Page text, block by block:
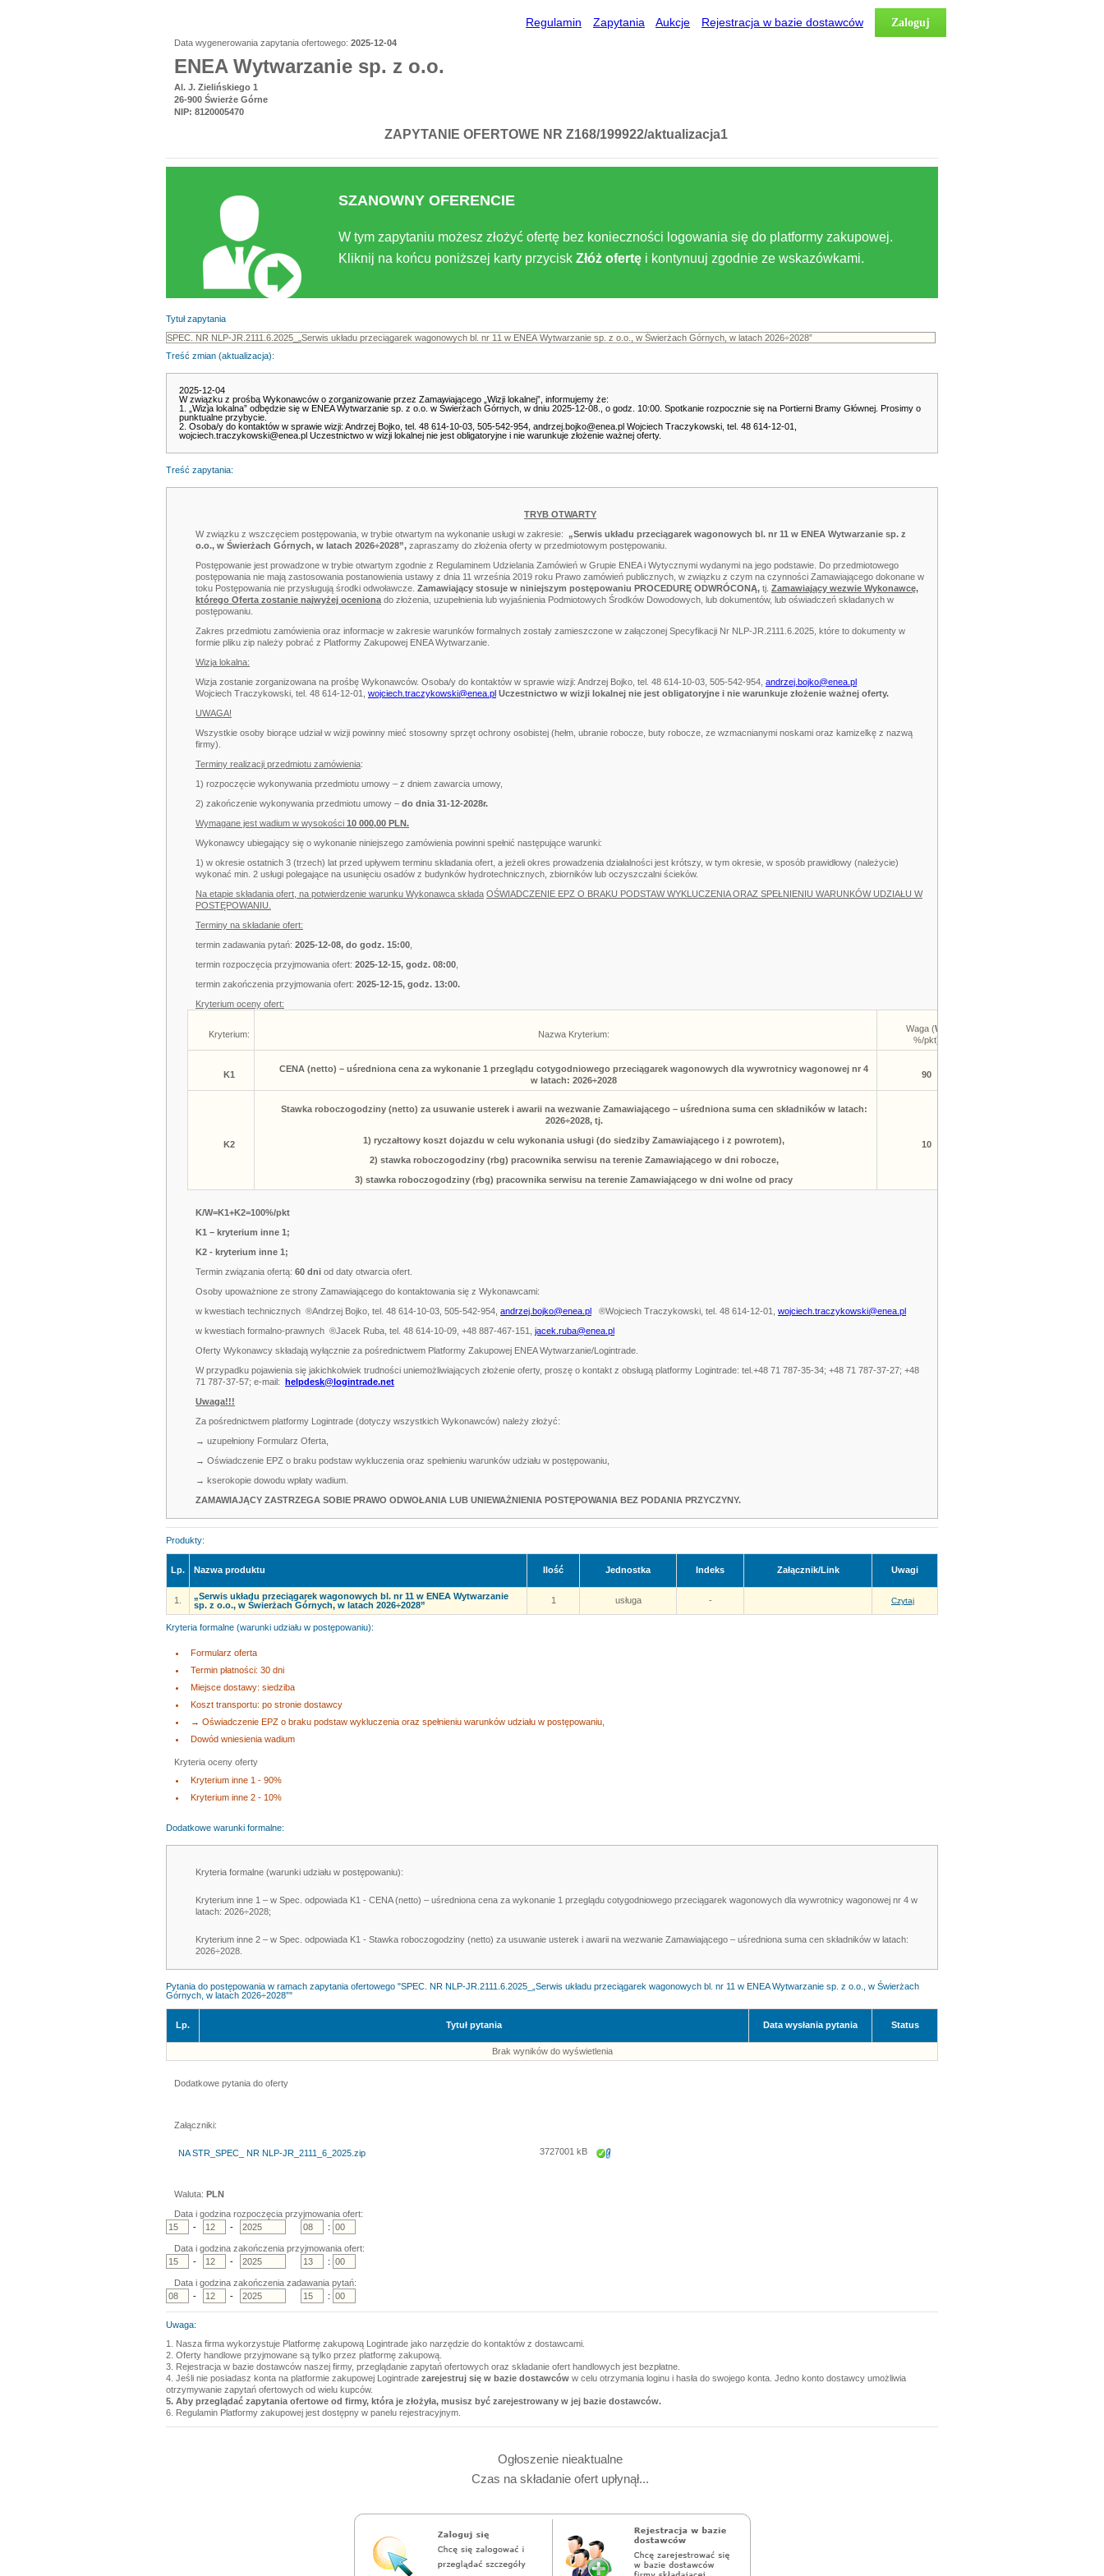
Regulamin Zapytania Aukcje Rejestracja w bazie dostawców Zaloguj
Data wygenerowania zapytania ofertowego: 2025-12-04
ENEA Wytwarzanie sp. z o.o.
Al. J. Zielińskiego 1
26-900 Świerże Górne
NIP: 8120005470
ZAPYTANIE OFERTOWE NR Z168/199922/aktualizacja1
SZANOWNY OFERENCIE
W tym zapytaniu możesz złożyć ofertę bez konieczności logowania się do platformy zakupowej.
Kliknij na końcu poniższej karty przycisk Złóż ofertę i kontynuuj zgodnie ze wskazówkami.
Tytuł zapytania
Treść zmian (aktualizacja):
2025-12-04
W związku z prośbą Wykonawców o zorganizowanie przez Zamawiającego „Wizji lokalnej”, informujemy że:
1. „Wizja lokalna” odbędzie się w ENEA Wytwarzanie sp. z o.o. w Świerżach Górnych, w dniu 2025-12-08., o godz. 10:00. Spotkanie rozpocznie się na Portierni Bramy Głównej. Prosimy o
punktualne przybycie.
2. Osoba/y do kontaktów w sprawie wizji: Andrzej Bojko, tel. 48 614-10-03, 505-542-954, andrzej.bojko@enea.pl Wojciech Traczykowski, tel. 48 614-12-01,
wojciech.traczykowski@enea.pl Uczestnictwo w wizji lokalnej nie jest obligatoryjne i nie warunkuje złożenie ważnej oferty.
Treść zapytania:
TRYB OTWARTY
W związku z wszczęciem postępowania, w trybie otwartym na wykonanie usługi w zakresie: „Serwis układu przeciągarek wagonowych bl. nr 11 w ENEA Wytwarzanie sp. z
o.o., w Świerżach Górnych, w latach 2026÷2028”, zapraszamy do złożenia oferty w przedmiotowym postępowaniu.
Postępowanie jest prowadzone w trybie otwartym zgodnie z Regulaminem Udzielania Zamówień w Grupie ENEA i Wytycznymi wydanymi na jego podstawie. Do przedmiotowego
postępowania nie mają zastosowania postanowienia ustawy z dnia 11 września 2019 roku Prawo zamówień publicznych, w związku z czym na czynności Zamawiającego dokonane w
toku Postępowania nie przysługują środki odwoławcze. Zamawiający stosuje w niniejszym postępowaniu PROCEDURĘ ODWRÓCONĄ, tj. Zamawiający wezwie Wykonawcę,
którego Oferta zostanie najwyżej oceniona do złożenia, uzupełnienia lub wyjaśnienia Podmiotowych Środków Dowodowych, lub dokumentów, lub oświadczeń składanych w
postępowaniu.
Zakres przedmiotu zamówienia oraz informacje w zakresie warunków formalnych zostały zamieszczone w załączonej Specyfikacji Nr NLP-JR.2111.6.2025, które to dokumenty w
formie pliku zip należy pobrać z Platformy Zakupowej ENEA Wytwarzanie.
Wizja lokalna:
Wizja zostanie zorganizowana na prośbę Wykonawców. Osoba/y do kontaktów w sprawie wizji: Andrzej Bojko, tel. 48 614-10-03, 505-542-954, andrzej.bojko@enea.pl
Wojciech Traczykowski, tel. 48 614-12-01, wojciech.traczykowski@enea.pl Uczestnictwo w wizji lokalnej nie jest obligatoryjne i nie warunkuje złożenie ważnej oferty.
UWAGA!
Wszystkie osoby biorące udział w wizji powinny mieć stosowny sprzęt ochrony osobistej (hełm, ubranie robocze, buty robocze, ze wzmacnianymi noskami oraz kamizelkę z nazwą
firmy).
Terminy realizacji przedmiotu zamówienia:
1) rozpoczęcie wykonywania przedmiotu umowy – z dniem zawarcia umowy,
2) zakończenie wykonywania przedmiotu umowy – do dnia 31-12-2028r.
Wymagane jest wadium w wysokości 10 000,00 PLN.
Wykonawcy ubiegający się o wykonanie niniejszego zamówienia powinni spełnić następujące warunki:
1) w okresie ostatnich 3 (trzech) lat przed upływem terminu składania ofert, a jeżeli okres prowadzenia działalności jest krótszy, w tym okresie, w sposób prawidłowy (należycie)
wykonać min. 2 usługi polegające na usunięciu osadów z budynków hydrotechnicznych, zbiorników lub oczyszczalni ścieków.
Na etapie składania ofert, na potwierdzenie warunku Wykonawca składa OŚWIADCZENIE EPZ O BRAKU PODSTAW WYKLUCZENIA ORAZ SPEŁNIENIU WARUNKÓW UDZIAŁU W
POSTĘPOWANIU.
Terminy na składanie ofert:
termin zadawania pytań: 2025-12-08, do godz. 15:00
termin rozpoczęcia przyjmowania ofert: 2025-12-15, godz. 08:00
termin zakończenia przyjmowania ofert: 2025-12-15, godz. 13:00.
Kryterium oceny ofert:
Kryterium: Nazwa Kryterium:
Waga (W
%/pkt)
K1
CENA (netto) – uśredniona cena za wykonanie 1 przeglądu cotygodniowego przeciągarek wagonowych dla wywrotnicy wagonowej nr 4
w latach: 2026÷2028
90
K2
Stawka roboczogodziny (netto) za usuwanie usterek i awarii na wezwanie Zamawiającego – uśredniona suma cen składników w latach:
2026÷2028, tj.
1) ryczałtowy koszt dojazdu w celu wykonania usługi (do siedziby Zamawiającego i z powrotem),
2) stawka roboczogodziny (rbg) pracownika serwisu na terenie Zamawiającego w dni robocze,
3) stawka roboczogodziny (rbg) pracownika serwisu na terenie Zamawiającego w dni wolne od pracy
10
K/W=K1+K2=100%/pkt
K1 – kryterium inne 1;
K2 - kryterium inne 1;
Termin związania ofertą: 60 dni od daty otwarcia ofert.
Osoby upoważnione ze strony Zamawiającego do kontaktowania się z Wykonawcami:
w kwestiach technicznych ®Andrzej Bojko, tel. 48 614-10-03, 505-542-954, andrzej.bojko@enea.pl ®Wojciech Traczykowski, tel. 48 614-12-01, wojciech.traczykowski@enea.pl
w kwestiach formalno-prawnych ®Jacek Ruba, tel. 48 614-10-09, +48 887-467-151, jacek.ruba@enea.pl
Oferty Wykonawcy składają wyłącznie za pośrednictwem Platformy Zakupowej ENEA Wytwarzanie/Logintrade.
W przypadku pojawienia się jakichkolwiek trudności uniemożliwiających złożenie oferty, proszę o kontakt z obsługą platformy Logintrade: tel.+48 71 787-35-34; +48 71 787-37-27; +48
71 787-37-57; e-mail: helpdesk@logintrade.net
Uwaga!!!
Za pośrednictwem platformy Logintrade (dotyczy wszystkich Wykonawców) należy złożyć:
→ uzupełniony Formularz Oferta,
→ Oświadczenie EPZ o braku podstaw wykluczenia oraz spełnieniu warunków udziału w postępowaniu,
→ kserokopie dowodu wpłaty wadium.
ZAMAWIAJĄCY ZASTRZEGA SOBIE PRAWO ODWOŁANIA LUB UNIEWAŻNIENIA POSTĘPOWANIA BEZ PODANIA PRZYCZYNY.
Produkty:
Lp. Nazwa produktu Ilość Jednostka Indeks Załącznik/Link Uwagi
1.
„Serwis układu przeciągarek wagonowych bl. nr 11 w ENEA Wytwarzanie
sp. z o.o., w Świerżach Górnych, w latach 2026÷2028”
1 usługa - Czytaj
Kryteria formalne (warunki udziału w postępowaniu):
Formularz oferta
Termin płatności: 30 dni
Miejsce dostawy: siedziba
Koszt transportu: po stronie dostawcy
→ Oświadczenie EPZ o braku podstaw wykluczenia oraz spełnieniu warunków udziału w postępowaniu,
Dowód wniesienia wadium
Kryteria oceny oferty
Kryterium inne 1 - 90%
Kryterium inne 2 - 10%
Dodatkowe warunki formalne:
Kryteria formalne (warunki udziału w postępowaniu):
Kryterium inne 1 – w Spec. odpowiada K1 - CENA (netto) – uśredniona cena za wykonanie 1 przeglądu cotygodniowego przeciągarek wagonowych dla wywrotnicy wagonowej nr 4 w
latach: 2026÷2028;
Kryterium inne 2 – w Spec. odpowiada K1 - Stawka roboczogodziny (netto) za usuwanie usterek i awarii na wezwanie Zamawiającego – uśredniona suma cen składników w latach:
2026÷2028.
Pytania do postępowania w ramach zapytania ofertowego "SPEC. NR NLP-JR.2111.6.2025_„Serwis układu przeciągarek wagonowych bl. nr 11 w ENEA Wytwarzanie sp. z o.o., w Świerżach
Górnych, w latach 2026÷2028”"
Lp. Tytuł pytania Data wysłania pytania Status
Brak wyników do wyświetlenia
Dodatkowe pytania do oferty
Załączniki:
NA STR_SPEC_ NR NLP-JR_2111_6_2025.zip
3727001 kB
Waluta: PLN
Data i godzina rozpoczęcia przyjmowania ofert:
-
- :
Data i godzina zakończenia przyjmowania ofert:
-
- :
Data i godzina zakończenia zadawania pytań:
-
- :
Uwaga:
1. Nasza firma wykorzystuje Platformę zakupową Logintrade jako narzędzie do kontaktów z dostawcami.
2. Oferty handlowe przyjmowane są tylko przez platformę zakupową.
3. Rejestracja w bazie dostawców naszej firmy, przeglądanie zapytań ofertowych oraz składanie ofert handlowych jest bezpłatne.
4. Jeśli nie posiadasz konta na platformie zakupowej Logintrade zarejestruj się w bazie dostawców w celu otrzymania loginu i hasła do swojego konta. Jedno konto dostawcy umożliwia
otrzymywanie zapytań ofertowych od wielu kupców.
5. Aby przeglądać zapytania ofertowe od firmy, która je złożyła, musisz być zarejestrowany w jej bazie dostawców.
6. Regulamin Platformy zakupowej jest dostępny w panelu rejestracyjnym.
Ogłoszenie nieaktualne
Czas na składanie ofert upłynął...